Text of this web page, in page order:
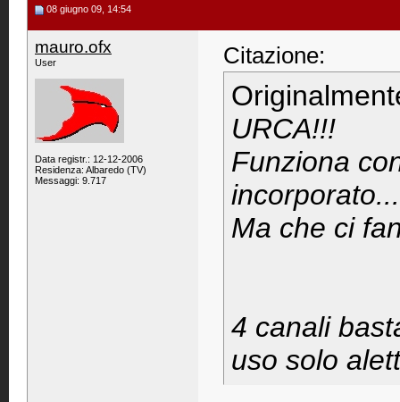
08 giugno 09, 14:54
mauro.ofx
User
Data registr.: 12-12-2006
Residenza: Albaredo (TV)
Messaggi: 9.717
Citazione:
URCA!!!
Funziona
Ma che ci
4 canali
uso solo